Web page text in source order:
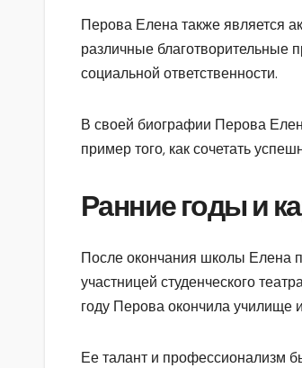
Перова Елена также является
различные благотворительные
социальной ответственности.
В своей биографии Перова
пример того, как сочетать
Ранние годы и
После окончания школы Елена
участницей студенческого
году Перова окончила училище
Ее талант и профессионализм